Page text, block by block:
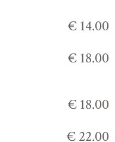
€ 14.00
€ 18.00
€ 18.00
€ 22.00